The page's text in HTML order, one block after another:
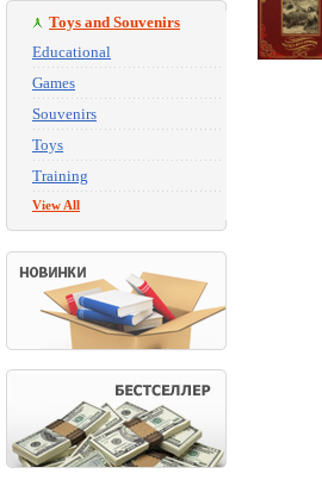
Toys and Souvenirs
Educational
Games
Souvenirs
Toys
Training
View All